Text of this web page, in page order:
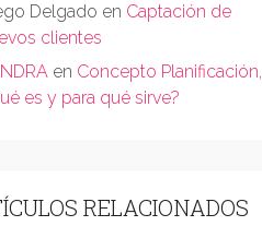
Delgado en Captación de
clientes
en Concepto Planificación,
es y para qué sirve?
RELACIONADOS